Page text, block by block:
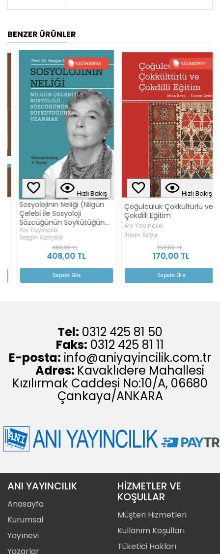
BENZER ÜRÜNLER
%15 İNDIRIM
Hızlı Bakış
Sosyolojinin Neliği (Nilgün
Çelebi ile Sosyoloji
Sözcüğünün Soykütüğüne
Uzanmak)
Anı Yayıncılık
Sezgin Kızılçelik
480,00 TL
408,00 TL
Sepete Ekle
%15 İNDIRIM
Hızlı Bakış
Çoğulculuk Çokkültürlü ve
Çokdilli Eğitim
Anı Yayıncılık
İhsan Kaya
200,00 TL
170,00 TL
Sepete Ekle
Tel: 0312 425 81 50
Faks: 0312 425 81 11
E-posta: info@aniyayincilik.com.tr
Adres: Kavaklıdere Mahallesi
Kızılırmak Caddesi No:10/A, 06680
Çankaya/ANKARA
ANI YAYINCILIK
Anasayfa
Kurumsal
Yayınevi
Yazarlar
HİZMETLER VE
KOŞULLAR
Müşteri Hizmetleri
Kullanım Koşulları
Tüketici Hakları